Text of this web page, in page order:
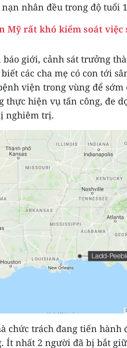
nạn nhân đều trong độ tuổi
Mỹ rất khó kiểm soát việc
báo giới, cảnh sát trưởng
các cha mẹ có con tới
viện trong vùng để
thực hiện vụ tấn công, đe
nghiêm trị.
chức trách đang tiến
Ít nhất 2 người đã bị bắt